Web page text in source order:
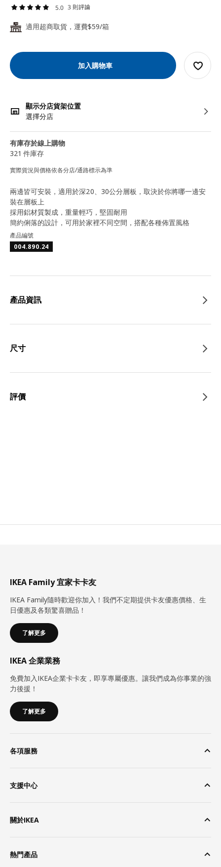
5.0 3 則評論
24 適用超商取貨，運費$59/箱
加入購物車
顯示分店貨架位置
選擇分店
有庫存於線上購物
321 件庫存
實際貨況與價格依各分店/通路標示為準
兩邊皆可安裝，適用於深20、30公分層板，取決於你將哪一邊安
裝在層板上
採用鋁材質製成，重量輕巧，堅固耐用
簡約俐落的設計，可用於家裡不同空間，搭配各種佈置風格
產品編號
004.890.24
產品資訊
尺寸
評價
IKEA Family 宜家卡卡友
IKEA Family隨時歡迎你加入！我們不定期提供卡友優惠價格、生
日優惠及各類驚喜贈品！
了解更多
IKEA 企業業務
免費加入IKEA企業卡卡友，即享專屬優惠。讓我們成為你事業的強
力後援！
了解更多
各項服務
支援中心
關於IKEA
熱門產品